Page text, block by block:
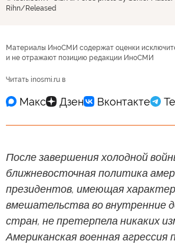
Rihn/Released
Материалы ИноСМИ содержат оценки
и не отражают позицию редакции ИноСМИ
Читать inosmi.ru в
После завершения холодной
ближневосточная политика
президентов, имеющая
вмешательства во внутренние
стран, не претерпела никаких
Американская военная агрессия